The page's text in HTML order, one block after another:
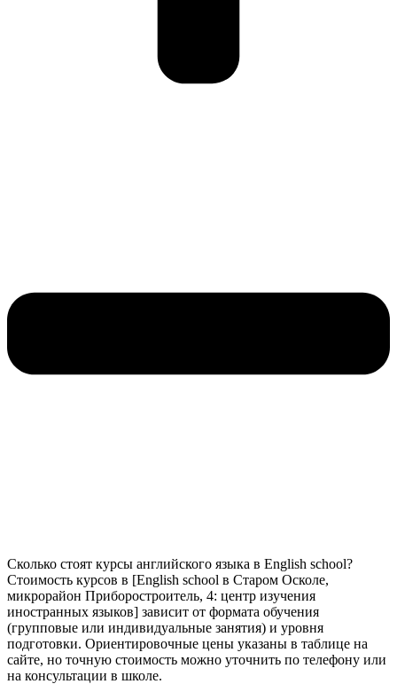
Сколько стоят курсы английского языка в English school?
Стоимость курсов в [English school в Старом Осколе,
микрорайон Приборостроитель, 4: центр изучения
иностранных языков] зависит от формата обучения
(групповые или индивидуальные занятия) и уровня
подготовки. Ориентировочные цены указаны в таблице на
сайте, но точную стоимость можно уточнить по телефону или
на консультации в школе.